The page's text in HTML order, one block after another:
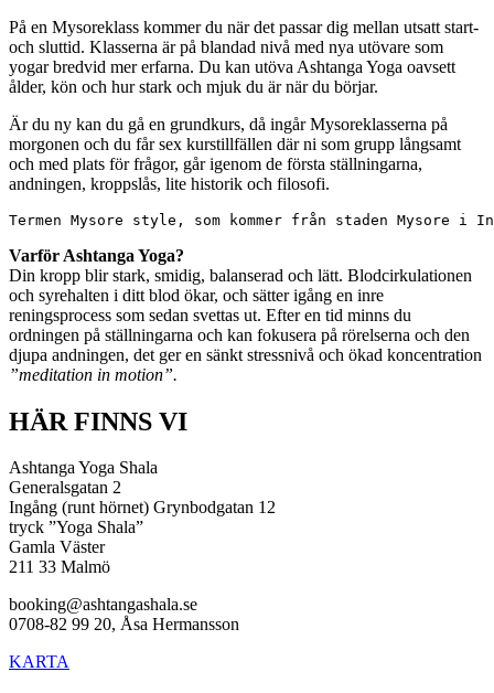
På en Mysoreklass kommer du när det passar dig mellan utsatt start-
och sluttid. Klasserna är på blandad nivå med nya utövare som
yogar bredvid mer erfarna. Du kan utöva Ashtanga Yoga oavsett
ålder, kön och hur stark och mjuk du är när du börjar.
Är du ny kan du gå en grundkurs, då ingår Mysoreklasserna på
morgonen och du får sex kurstillfällen där ni som grupp långsamt
och med plats för frågor, går igenom de första ställningarna,
andningen, kroppslås, lite historik och filosofi.
Termen Mysore style, som kommer från staden
Varför Ashtanga Yoga?
Din kropp blir stark, smidig, balanserad och lätt. Blodcirkulationen
och syrehalten i ditt blod ökar, och sätter igång en inre
reningsprocess som sedan svettas ut. Efter en tid minns du
ordningen på ställningarna och kan fokusera på rörelserna och den
djupa andningen, det ger en sänkt stressnivå och ökad koncentration
”meditation in motion”.
HÄR FINNS VI
Ashtanga Yoga Shala
Generalsgatan 2
Ingång (runt hörnet) Grynbodgatan 12
tryck ”Yoga Shala”
Gamla Väster
211 33 Malmö
booking@ashtangashala.se
0708-82 99 20, Åsa Hermansson
KARTA